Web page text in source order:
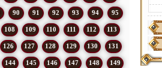
90 91 92 93 94 95
108 109 110 111 112 113
126 127 128 129 130 131
144 145 146 147 148 149